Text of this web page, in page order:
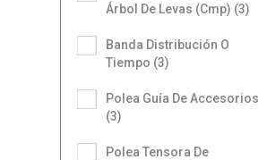
Árbol De Levas (Cmp) (3)
Banda Distribución O
Tiempo (3)
Polea Guía De Accesorios
(3)
Polea Tensora De